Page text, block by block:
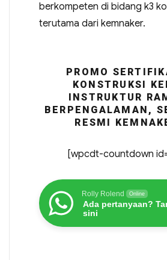
berkompeten di bidang k3
terutama dari kemnaker.
PROMO
KONSTRUKSI
INSTRUKTUR
BERPENGALAMAN,
RESMI
[wpcdt-countdown
Rolly Rolend Online
Ada pertanyaan?
sini